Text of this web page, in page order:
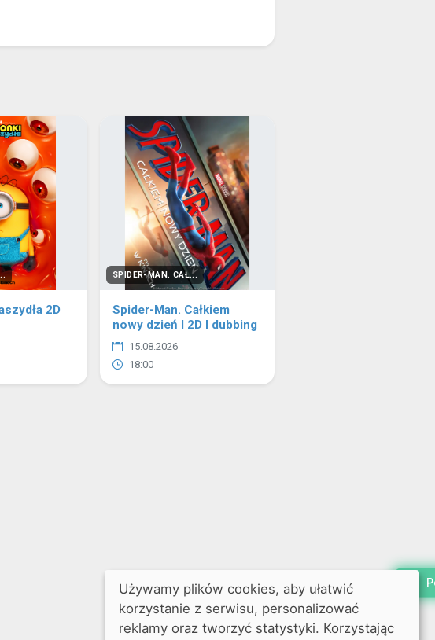
2D
SPIDER-MAN. CAŁ...
Spider-Man. Całkiem
nowy dzień I 2D I dubbing
15.08.2026
18:00
Używamy plików cookies, aby ułatwić
korzystanie z serwisu, personalizować
reklamy oraz tworzyć statystyki. Korzystając